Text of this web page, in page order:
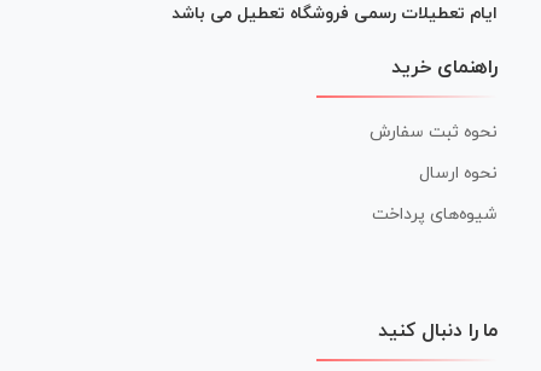
ایام تعطیلات رسمی فروشگاه تعطیل می باشد
راهنمای خرید
نحوه ثبت سفارش
نحوه ارسال
شیوه‌های پرداخت
ما را دنبال کنید